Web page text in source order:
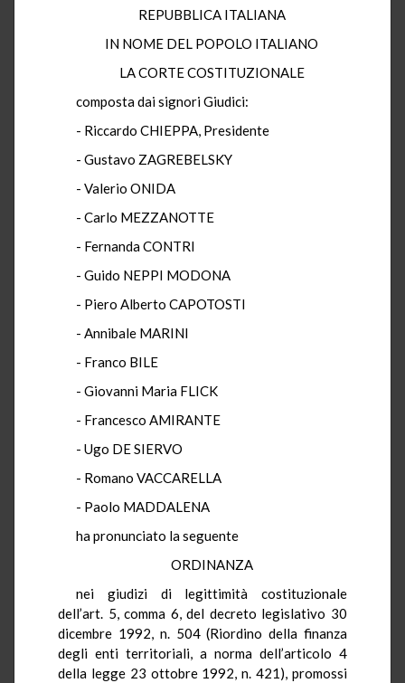
REPUBBLICA ITALIANA
IN NOME DEL POPOLO ITALIANO
LA CORTE COSTITUZIONALE
composta dai signori Giudici:
- Riccardo CHIEPPA, Presidente
- Gustavo ZAGREBELSKY
- Valerio ONIDA
- Carlo MEZZANOTTE
- Fernanda CONTRI
- Guido NEPPI MODONA
- Piero Alberto CAPOTOSTI
- Annibale MARINI
- Franco BILE
- Giovanni Maria FLICK
- Francesco AMIRANTE
- Ugo DE SIERVO
- Romano VACCARELLA
- Paolo MADDALENA
ha pronunciato la seguente
ORDINANZA
nei giudizi di legittimità costituzionale
dell’art. 5, comma 6, del decreto legislativo 30
dicembre 1992, n. 504 (Riordino della finanza
degli enti territoriali, a norma dell’articolo 4
della legge 23 ottobre 1992, n. 421), promossi